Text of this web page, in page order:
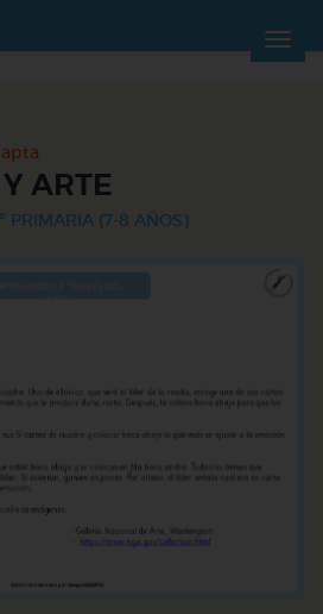
ARTE
PRIMARIA (7-8 AÑOS)